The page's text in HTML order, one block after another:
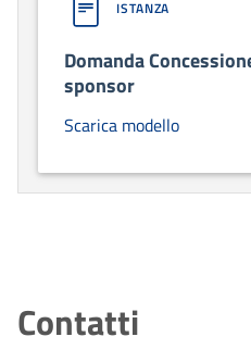
ISTANZA
Domanda
sponsor
Scarica modello
Contatti